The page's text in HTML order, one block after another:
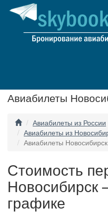
Авиабилеты
Авиабилеты из России
Авиабилеты из
Авиабилеты
Стоимость
графике